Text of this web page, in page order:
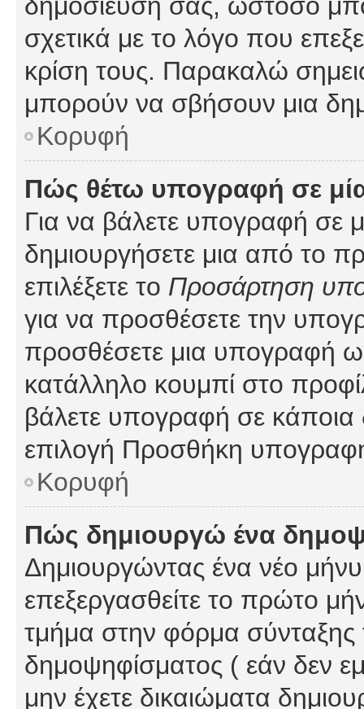
σχετικά με το λόγο που
κρίση τους. Παρακαλώ
μπορούν να σβήσουν μια
Κορυφή
Πώς θέτω υπογραφή σε
Για να βάλετε υπογραφή σε
δημιουργήσετε μια από το
επιλέξετε το Προσάρτηση
για να προσθέσετε την
προσθέσετε μια υπογραφή
κατάλληλο κουμπί στο
βάλετε υπογραφή σε κάποια
επιλογή Προσθήκη
Κορυφή
Πώς δημιουργώ ένα
Δημιουργώντας ένα νέο
επεξεργασθείτε το πρώτο
τμήμα στην φόρμα σύνταξης
δημοψηφίσματος ( εάν δεν
μην έχετε δικαιώματα